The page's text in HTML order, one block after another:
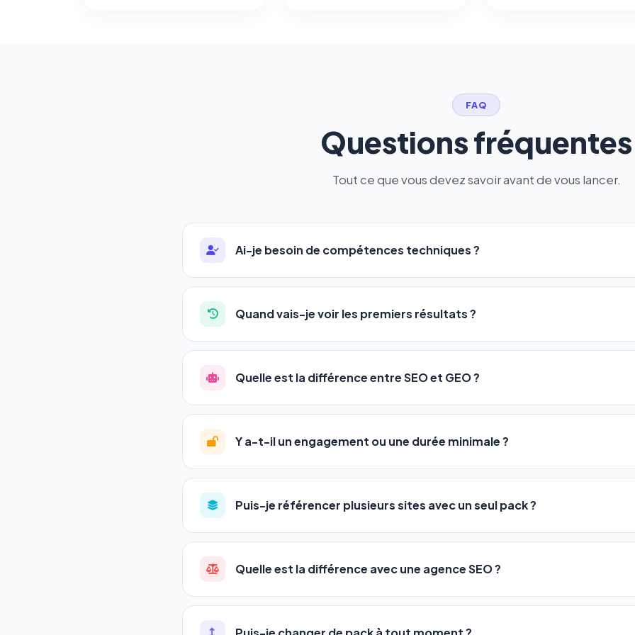
FAQ
Questions fréquentes
Tout ce que vous devez savoir avant de vous lancer.
Ai-je besoin de compétences techniques ?
Absolument pas. Notre logiciel a été conçu pour être accessible àtous les profils:
auto-entrepreneurs, PME ou agences. Pas de code, pas de configuration complexe —
l'adresse de votre site, décrivez votre activité, et le logiciel gère tout en automatique
Quand vais-je voir les premiers résultats ?
La plupart de nos utilisateurs observent une amélioration de leur positionnement en4
progression
votre tableau de bord.
Quelle est la différence entre SEO et GEO ?
LeSEO(Search Engine Optimization) vous positionne sur les moteurs classiques :
GEO(Generative Engine Optimization) va plus loin : il fait en sorte que les IA
Gemini et Perplexity
vous citent comme référence dans leurs réponses. Notre
deux simultanément et automatiquement.
Y a-t-il un engagement ou une durée minimale ?
Aucun engagement.Tous nos packs sont résiliables à tout moment, directement
en un clic, ou en nous contactant par téléphone (09 73 89 23 94) ou via le support en
pas de frais cachés. Votre liberté est totale.
Puis-je référencer plusieurs sites avec un seul pack ?
Oui ! Chaque pack couvre un nombre de sites différent :
Standard
•Pro→ jusqu'à 5 URLs
Quelle est la différence avec une agence SEO ?
Une agence SEO facture en moyenne entre500 et 3 000€/mois, sans garantie de